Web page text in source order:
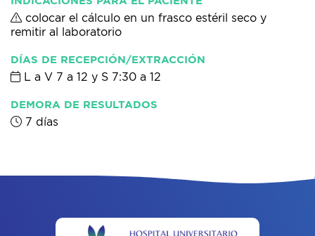
colocar el cálculo en un frasco estéril seco y
remitir al laboratorio
DÍAS DE RECEPCIÓN/EXTRACCIÓN
L a V 7 a 12 y S 7:30 a 12
DEMORA DE RESULTADOS
7 días